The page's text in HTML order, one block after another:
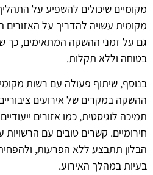
מקומיים שיכולים להשפיע על
מקומית עשויה להדריך על האזורים
גם על זמני ההשקה המתאימים, כך
בטוחה וללא תקלות.
בנוסף, שיתוף פעולה עם רשות
ההשקה במקרים של אירועים
תמיכה לוגיסטית, כמו אזורים
חירומיים. קשרים טובים עם
הבלון תתבצע ללא הפרעות,
בעיות במהלך האירוע.